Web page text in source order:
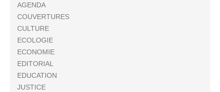
AGENDA
COUVERTURES
CULTURE
ECOLOGIE
ECONOMIE
EDITORIAL
EDUCATION
JUSTICE